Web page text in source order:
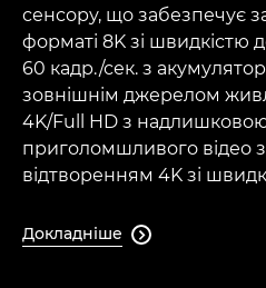
сенсору, що забезпечує
форматі 8K зі швидкістю
60 кадр./сек. з
зовнішнім джерелом
4K/Full HD з
приголомшливого відео
відтворенням 4K зі
Докладніше 